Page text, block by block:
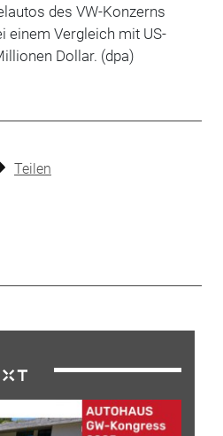
des VW-Konzerns
einem Vergleich mit US-
Dollar. (dpa)
Teilen